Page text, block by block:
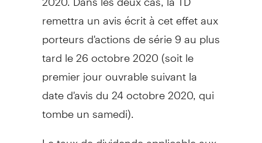
remettra un avis écrit à cet effet aux
porteurs d'actions de série 9 au plus
tard le 26 octobre 2020 (soit le
premier jour ouvrable suivant la
date d'avis du 24 octobre 2020, qui
tombe un samedi).
Le taux de dividende applicable aux